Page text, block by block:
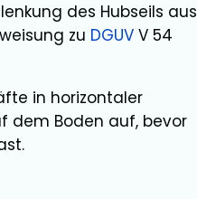
des Hubseils aus
zu DGUV V 54
in horizontaler
dem Boden auf, bevor